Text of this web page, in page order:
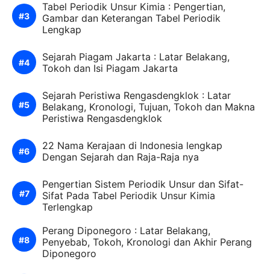
Tabel Periodik Unsur Kimia : Pengertian,
Gambar dan Keterangan Tabel Periodik
Lengkap
Sejarah Piagam Jakarta : Latar Belakang,
Tokoh dan Isi Piagam Jakarta
Sejarah Peristiwa Rengasdengklok : Latar
Belakang, Kronologi, Tujuan, Tokoh dan Makna
Peristiwa Rengasdengklok
22 Nama Kerajaan di Indonesia lengkap
Dengan Sejarah dan Raja-Raja nya
Pengertian Sistem Periodik Unsur dan Sifat-
Sifat Pada Tabel Periodik Unsur Kimia
Terlengkap
Perang Diponegoro : Latar Belakang,
Penyebab, Tokoh, Kronologi dan Akhir Perang
Diponegoro